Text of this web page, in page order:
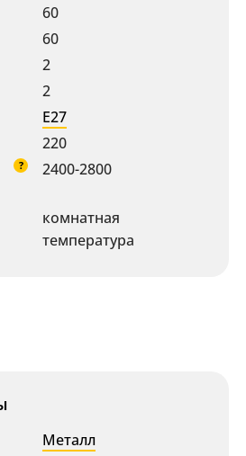
60
60
2
2
E27
220
? 2400-2800
комнатная
температура
Металл